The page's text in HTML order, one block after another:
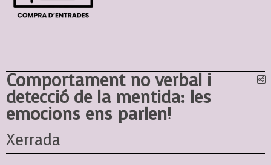
Comportament no verbal i
detecció de la mentida: les
emocions ens parlen!
Xerrada